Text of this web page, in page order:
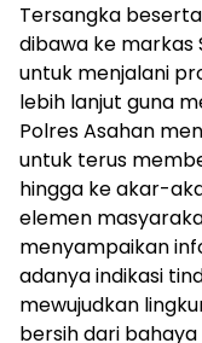
Tersangka
dibawa ke markas
untuk menjalani
lebih lanjut guna
Polres Asahan
untuk terus
hingga ke akar-
elemen
menyampaikan
adanya indikasi
mewujudkan
bersih dari